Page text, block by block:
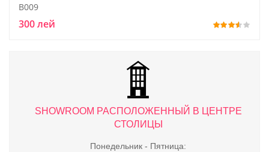
B009
300 лей
SHOWROOM РАСПОЛОЖЕННЫЙ В ЦЕНТРЕ
СТОЛИЦЫ
Понедельник - Пятница: